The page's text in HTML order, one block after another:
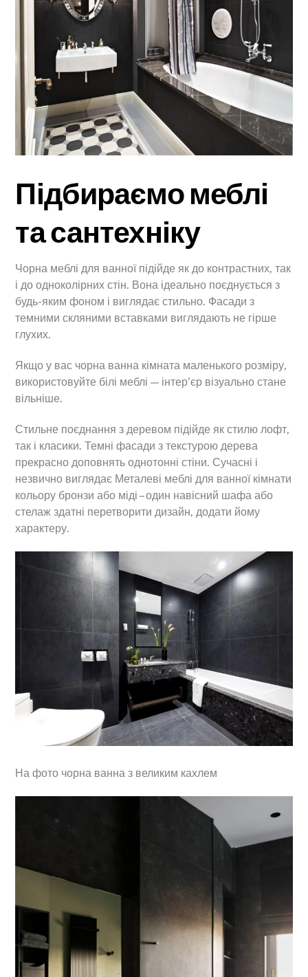
Підбираємо меблі
та сантехніку
Чорна меблі для ванної підійде як до контрастних, так
і до одноколірних стін. Вона ідеально поєднується з
будь-яким фоном і виглядає стильно. Фасади з
темними скляними вставками виглядають не гірше
глухих.
Якщо у вас чорна ванна кімната маленького розміру,
використовуйте білі меблі — інтер’єр візуально стане
вільніше.
Стильне поєднання з деревом підійде як стилю лофт,
так і класики. Темні фасади з текстурою дерева
прекрасно доповнять однотонні стіни. Сучасні і
незвично виглядає Металеві меблі для ванної кімнати
кольору бронзи або міді – один навісний шафа або
стелаж здатні перетворити дизайн, додати йому
характеру.
На фото чорна ванна з великим кахлем